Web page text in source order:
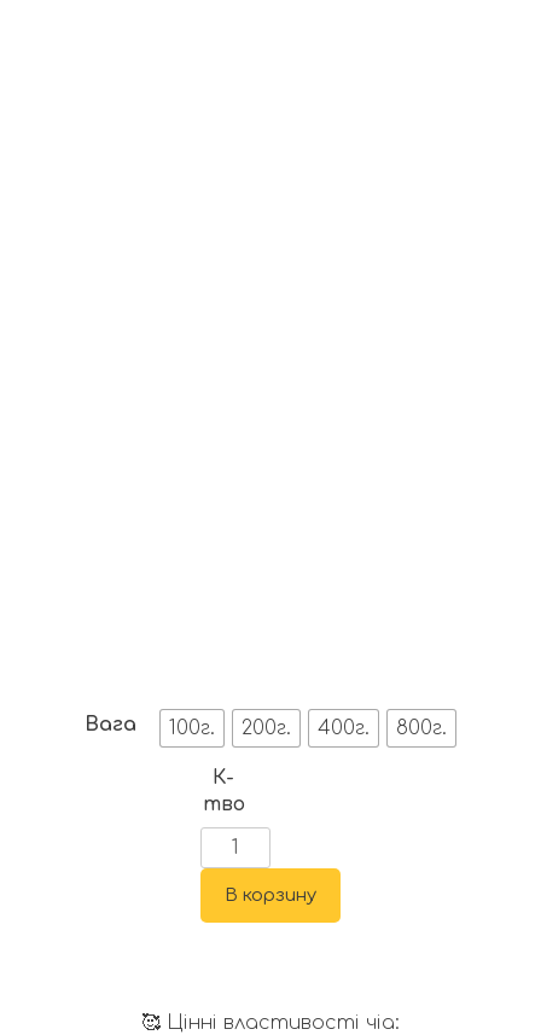
Вага 100г. 200г. 400г. 800г.
К-
тво
В корзину
🥰 Цінні властивості чіа: